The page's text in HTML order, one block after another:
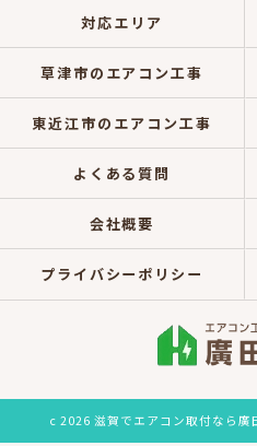
対応エリア
草津市のエアコン工事
東近江市のエアコン工事
よくある質問
会社概要
プライバシーポリシー
c 2026 滋賀でエアコン取付なら廣